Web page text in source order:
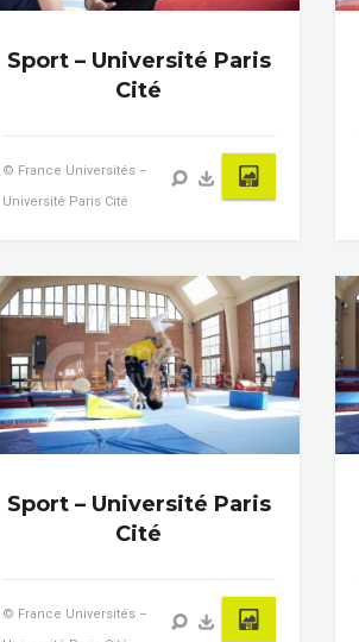
Sport – Université Paris
Cité
© France Universités –
Université Paris Cité
Sport – Université Paris
Cité
© France Universités –